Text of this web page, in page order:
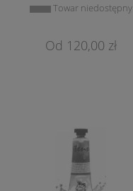
Towar niedostępny
120,00 zł